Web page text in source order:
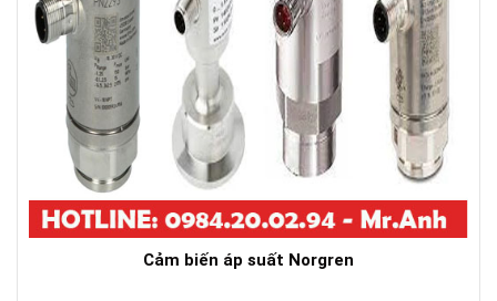
Cảm biến áp suất Norgren